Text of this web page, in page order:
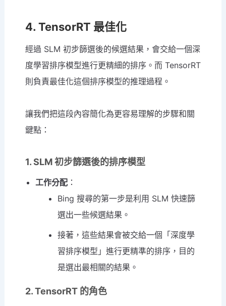
4. TensorRT 最佳化
經過 SLM 初步篩選後的候選結果，會交給一個深
度學習排序模型進行更精細的排序。而 TensorRT
則負責最佳化這個排序模型的推理過程。
讓我們把這段內容簡化為更容易理解的步驟和關
鍵點：
1. SLM 初步篩選後的排序模型
工作分配：
Bing 搜尋的第一步是利用 SLM 快速篩
選出一些候選結果。
接著，這些結果會被交給一個「深度學
習排序模型」進行更精準的排序，目的
是選出最相關的結果。
2. TensorRT 的角色